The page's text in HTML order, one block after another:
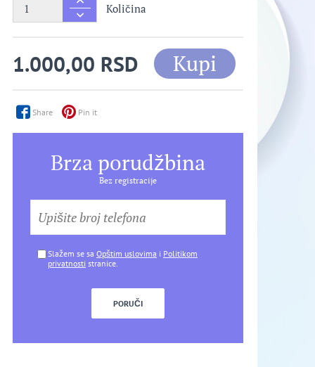
Količina
1.000,00 RSD Kupi
Share Pin it
Brza porudžbina
Bez registracije
Slažem se sa Opštim uslovima i Politikom
privatnosti stranice.